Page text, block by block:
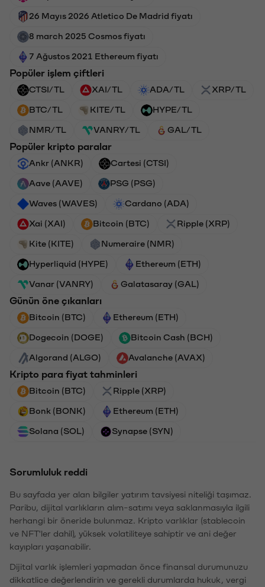
26 Mayıs 2026 Atletico De Madrid fiyatı
8 march 2025 Cosmos fiyatı
7 Ağustos 2021 Ethereum fiyatı
Popüler işlem çiftleri
CTSI/TL XAI/TL ADA/TL XRP/TL
BTC/TL KITE/TL HYPE/TL
NMR/TL VANRY/TL GAL/TL
Popüler kripto paralar
Ankr (ANKR) Cartesi (CTSI)
Aave (AAVE) PSG (PSG)
Waves (WAVES) Cardano (ADA)
Xai (XAI) Bitcoin (BTC) Ripple (XRP)
Kite (KITE) Numeraire (NMR)
Hyperliquid (HYPE) Ethereum (ETH)
Vanar (VANRY) Galatasaray (GAL)
Günün öne çıkanları
Bitcoin (BTC) Ethereum (ETH)
Dogecoin (DOGE) Bitcoin Cash (BCH)
Algorand (ALGO) Avalanche (AVAX)
Kripto para fiyat tahminleri
Bitcoin (BTC) Ripple (XRP)
Bonk (BONK) Ethereum (ETH)
Solana (SOL) Synapse (SYN)
Sorumluluk reddi
Bu sayfada yer alan bilgiler yatırım tavsiyesi niteliği taşımaz.
Paribu, dijital varlıkların alım-satımı veya saklanmasıyla ilgili
herhangi bir öneride bulunmaz. Kripto varlıklar (stablecoin
ve NFT'ler dahil), yüksek volatiliteye sahiptir ve ani değer
kayıpları yaşanabilir.
Dijital varlık işlemleri yapmadan önce finansal durumunuzu
dikkatlice değerlendirin ve gerekli durumlarda hukuk, vergi